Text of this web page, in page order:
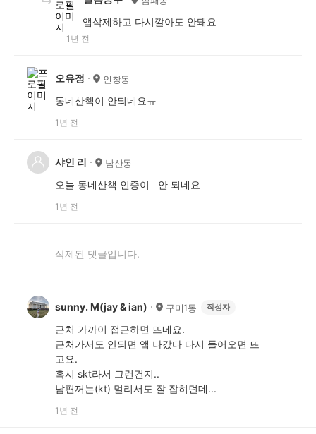
앱삭제하고 다시깔아도 안돼요
1년 전
오유정 인창동
동네산책이 안되네요ㅠ
1년 전
샤인 리 남산동
오늘 동네산책 인증이 안 되네요
1년 전
삭제된 댓글입니다.
sunny. M(jay & ian) 구미1동 작성자
근처 가까이 접근하면 뜨네요.
근처가서도 안되면 앱 나갔다 다시 들어오면 뜨
고요.
혹시 skt라서 그런건지..
남편꺼는(kt) 멀리서도 잘 잡히던데...
1년 전